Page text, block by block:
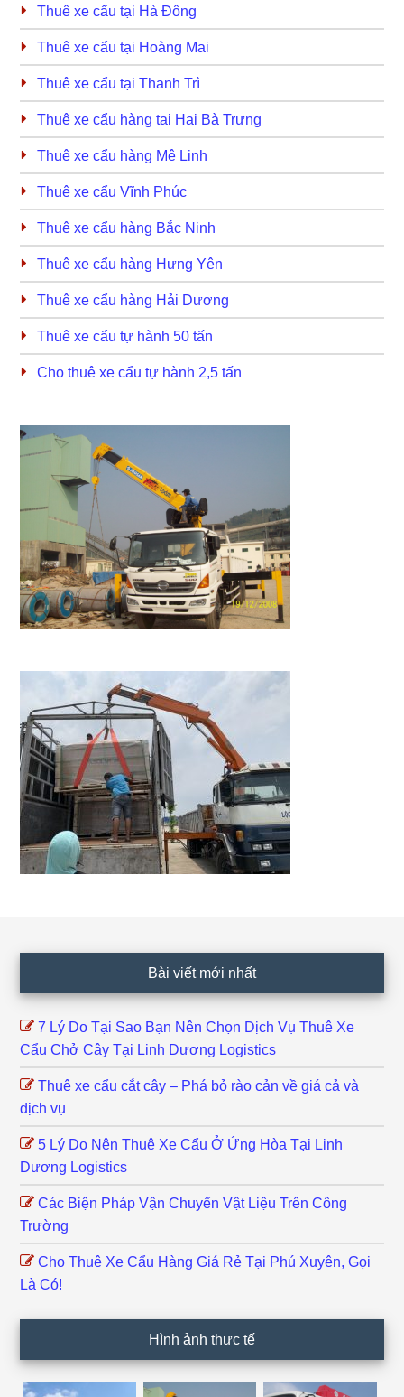
Thuê xe cẩu tại Hà Đông
Thuê xe cẩu tại Hoàng Mai
Thuê xe cẩu tại Thanh Trì
Thuê xe cẩu hàng tại Hai Bà Trưng
Thuê xe cẩu hàng Mê Linh
Thuê xe cẩu Vĩnh Phúc
Thuê xe cẩu hàng Bắc Ninh
Thuê xe cẩu hàng Hưng Yên
Thuê xe cẩu hàng Hải Dương
Thuê xe cẩu tự hành 50 tấn
Cho thuê xe cẩu tự hành 2,5 tấn
Bài viết mới nhất
7 Lý Do Tại Sao Bạn Nên Chọn Dịch Vụ Thuê Xe
Cẩu Chở Cây Tại Linh Dương Logistics
Thuê xe cẩu cắt cây – Phá bỏ rào cản về giá cả và
dịch vụ
5 Lý Do Nên Thuê Xe Cẩu Ở Ứng Hòa Tại Linh
Dương Logistics
Các Biện Pháp Vận Chuyển Vật Liệu Trên Công
Trường
Cho Thuê Xe Cẩu Hàng Giá Rẻ Tại Phú Xuyên, Gọi
Là Có!
Hình ảnh thực tế